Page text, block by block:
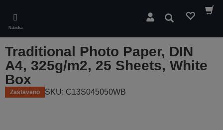
main
content
Nabídka
Hledat
Traditional Photo Paper, DIN
A4, 325g/m2, 25 Sheets, White
Box
Zastaveno SKU: C13S045050WB